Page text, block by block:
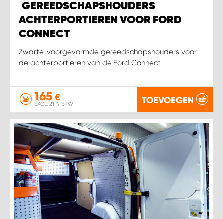
GEREEDSCHAPSHOUDERS
ACHTERPORTIEREN VOOR FORD
CONNECT
Zwarte, voorgevormde gereedschapshouders voor
de achterportieren van de Ford Connect
165 €
EXCL. 21 % BTW TOEVOEGEN